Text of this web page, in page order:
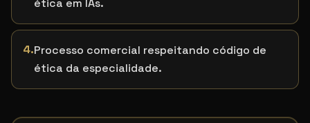
ética em IAs.
4.Processo comercial respeitando código de
ética da especialidade.